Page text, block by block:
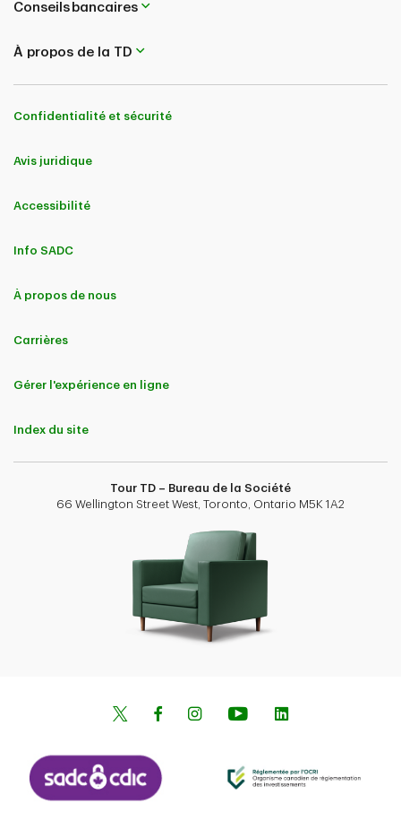
Conseils bancaires
À propos de la TD
Confidentialité et sécurité
Avis juridique
Accessibilité
Info SADC
À propos de nous
Carrières
Gérer l'expérience en ligne
Index du site
Tour TD – Bureau de la Société
66 Wellington Street West, Toronto, Ontario M5K 1A2